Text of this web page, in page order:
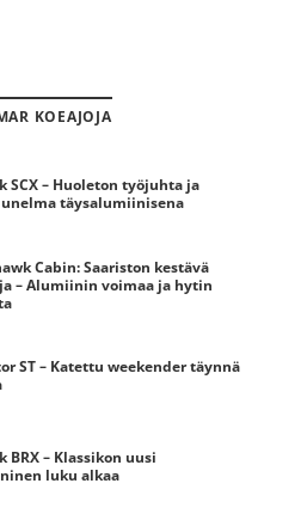
KOEAJOJA
SCX – Huoleton työjuhta ja
täysalumiinisena
Cabin: Saariston kestävä
– Alumiinin voimaa ja hytin
ST – Katettu weekender täynnä
BRX – Klassikon uusi
luku alkaa